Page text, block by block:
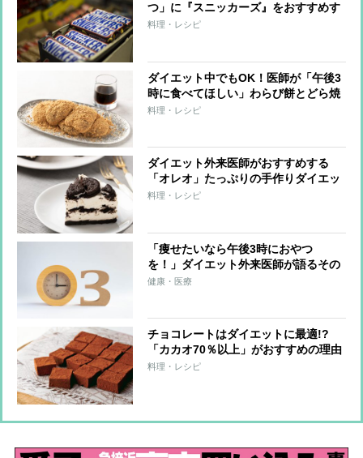
つ」に『スニッカーズ』をおすすめす
る理由
料理・レシピ
ダイエット中でもOK！医師が「午後3
時に食べてほしい」わらび餅とどら焼
きのレシピ
料理・レシピ
ダイエット外来医師がおすすめする
「オレオ」たっぷりの手作りダイエッ
トスイーツ
料理・レシピ
「痩せたいなら午後3時におやつ
を！」ダイエット外来医師が語るその
理由
健康・医療
チョコレートはダイエットに最適!?
「カカオ70％以上」がおすすめの理由
を医師が解説
料理・レシピ